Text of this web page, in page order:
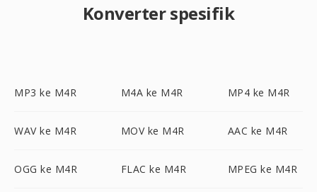
Konverter spesifik
MP3 ke M4R M4A ke M4R MP4 ke M4R
WAV ke M4R MOV ke M4R AAC ke M4R
OGG ke M4R FLAC ke M4R MPEG ke M4R